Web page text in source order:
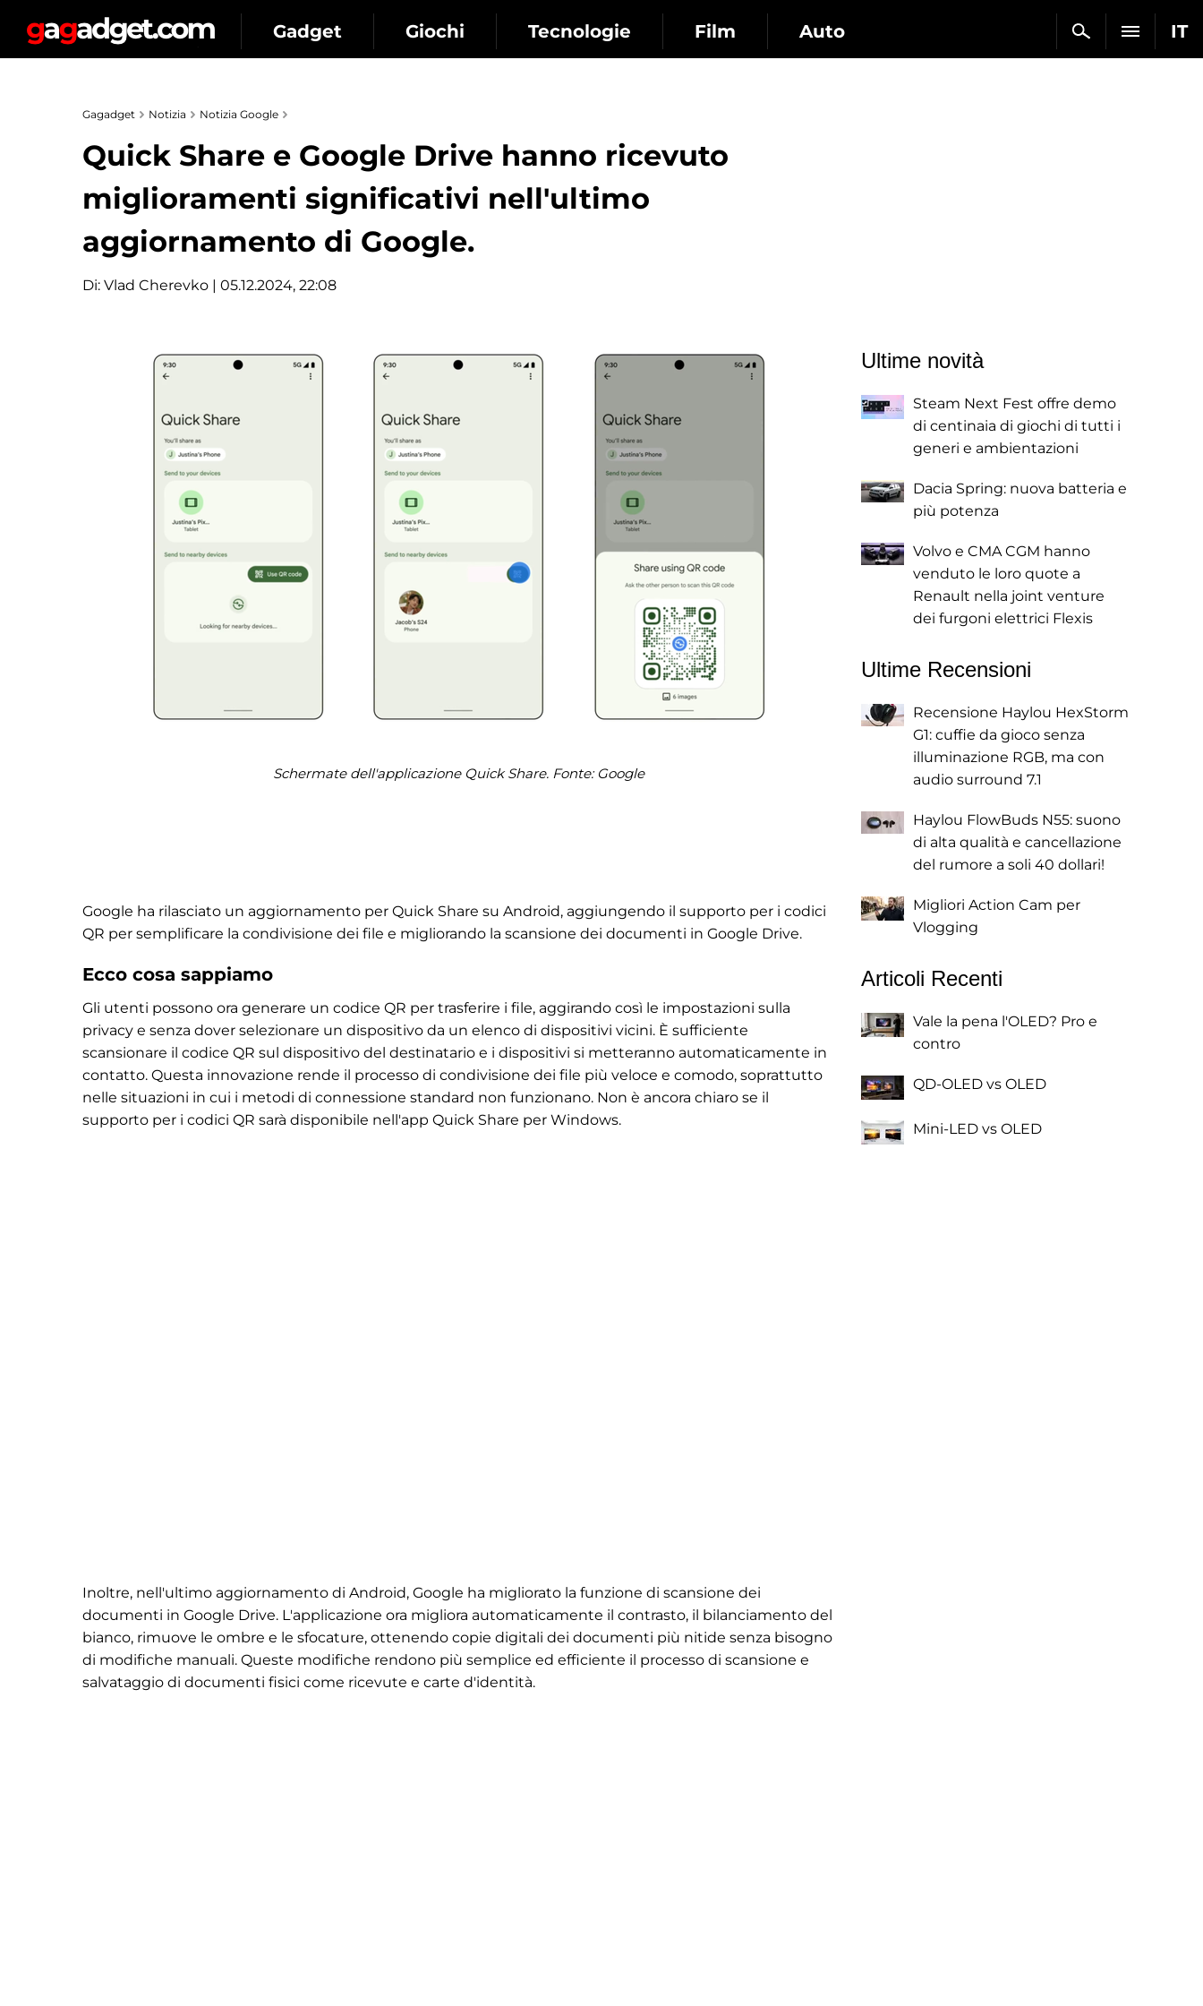
IT
Gadget Giochi Tecnologie Film Auto
Gagadget Notizia Notizia Google
Quick Share e Google Drive hanno ricevuto
miglioramenti significativi nell'ultimo
aggiornamento di Google.
Di: Vlad Cherevko | 05.12.2024, 22:08
Schermate dell'applicazione Quick Share. Fonte: Google
Google ha rilasciato un aggiornamento per Quick Share su Android, aggiungendo il supporto per i codici
QR per semplificare la condivisione dei file e migliorando la scansione dei documenti in Google Drive.
Ecco cosa sappiamo
Gli utenti possono ora generare un codice QR per trasferire i file, aggirando così le impostazioni sulla
privacy e senza dover selezionare un dispositivo da un elenco di dispositivi vicini. È sufficiente
scansionare il codice QR sul dispositivo del destinatario e i dispositivi si metteranno automaticamente in
contatto. Questa innovazione rende il processo di condivisione dei file più veloce e comodo, soprattutto
nelle situazioni in cui i metodi di connessione standard non funzionano. Non è ancora chiaro se il
supporto per i codici QR sarà disponibile nell'app Quick Share per Windows.
Inoltre, nell'ultimo aggiornamento di Android, Google ha migliorato la funzione di scansione dei
documenti in Google Drive. L'applicazione ora migliora automaticamente il contrasto, il bilanciamento del
bianco, rimuove le ombre e le sfocature, ottenendo copie digitali dei documenti più nitide senza bisogno
di modifiche manuali. Queste modifiche rendono più semplice ed efficiente il processo di scansione e
salvataggio di documenti fisici come ricevute e carte d'identità.
Ultime novità
Steam Next Fest offre demo
di centinaia di giochi di tutti i
generi e ambientazioni
Dacia Spring: nuova batteria e
più potenza
Volvo e CMA CGM hanno
venduto le loro quote a
Renault nella joint venture
dei furgoni elettrici Flexis
Ultime Recensioni
Recensione Haylou HexStorm
G1: cuffie da gioco senza
illuminazione RGB, ma con
audio surround 7.1
Haylou FlowBuds N55: suono
di alta qualità e cancellazione
del rumore a soli 40 dollari!
Migliori Action Cam per
Vlogging
Articoli Recenti
Vale la pena l'OLED? Pro e
contro
QD-OLED vs OLED
Mini-LED vs OLED